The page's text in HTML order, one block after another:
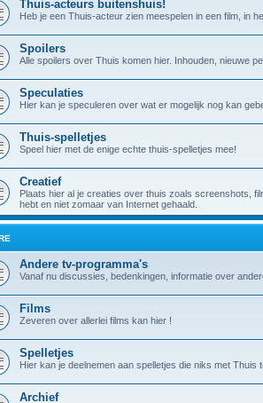
Thuis-acteurs buitenshuis!
Heb je een Thuis-acteur zien meespelen in een film, in
Spoilers
Alle spoilers over Thuis komen hier. Inhouden, nieuwe
Speculaties
Hier kan je speculeren over wat er mogelijk nog kan
Thuis-spelletjes
Speel hier met de enige echte thuis-spelletjes mee!
Creatief
Plaats hier al je creaties over thuis zoals screenshots,
hebt en niet zomaar van Internet gehaald.
Andere tv-programma's
Vanaf nu discussies, bedenkingen, informatie over
Films
Zeveren over allerlei films kan hier !
Spelletjes
Hier kan je deelnemen aan spelletjes die niks met Thuis
Archief